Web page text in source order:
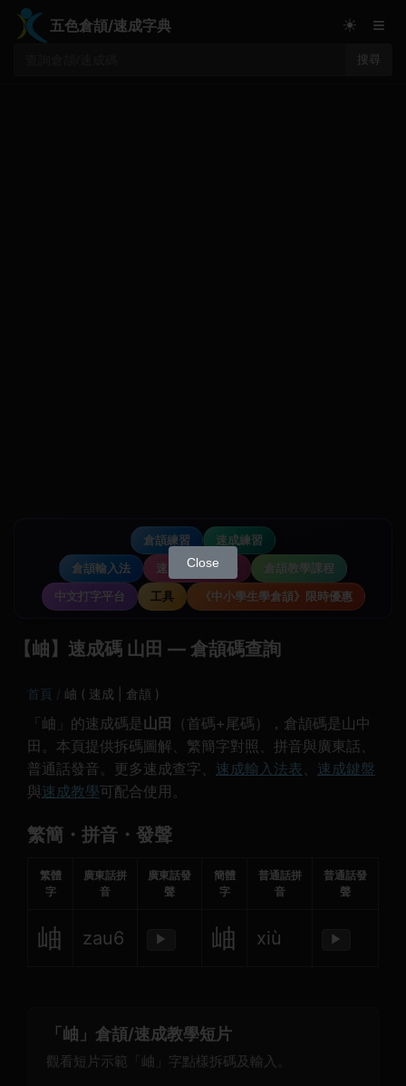
五色倉頡/速成字典
搜尋
☀ ≡
倉頡練習
速成練習
倉頡輸入法
速成輸入法教學
倉頡教學課程
中文打字平台
工具 《中小學生學倉頡》限時優惠
【岫】速成碼 山田 — 倉頡碼查詢
首頁 岫 ( 速成 | 倉頡 )
「岫」的速成碼是 山田
（首碼+尾碼），倉頡碼是山中
田。本頁提供拆碼圖解、繁簡字對照、拼音與廣東話、
普通話發音。更多速成查字、 速成輸入法表、 速成鍵盤
與速成教學可配合使用。
繁簡・拼音・發聲
繁體
字
廣東話拼
音
廣東話發
聲
簡體
字
普通話拼
音
普通話發
聲
岫 zau6 ▶ 岫 xiù ▶
「岫」倉頡/速成教學短片
觀看短片示範「岫」字點樣拆碼及輸入。
Close